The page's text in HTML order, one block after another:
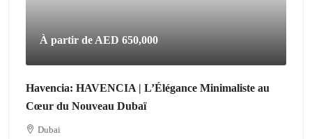
À partir de AED 650,000
Havencia: HAVENCIA | L’Élégance Minimaliste au
Cœur du Nouveau Dubaï
Dubai